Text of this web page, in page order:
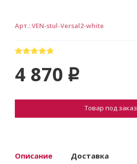
Арт.:VEN-stul-Versal2-white
4 870 p
Товар под заказ
Описание Доставка